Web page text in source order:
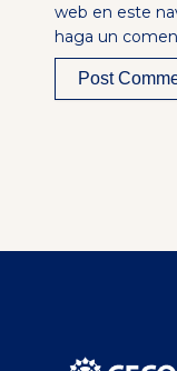
web en este
haga un